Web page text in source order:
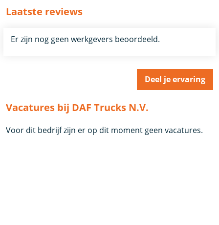
Laatste reviews
Er zijn nog geen werkgevers beoordeeld.
Deel je ervaring
Vacatures bij DAF Trucks N.V.
Voor dit bedrijf zijn er op dit moment geen vacatures.